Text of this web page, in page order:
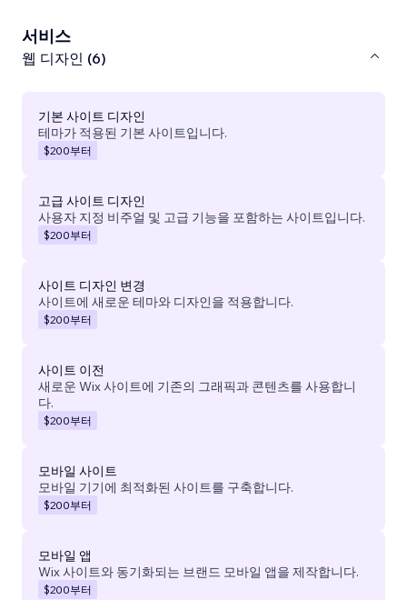
서비스
웹 디자인 (6)
기본 사이트 디자인
테마가 적용된 기본 사이트입니다.
$200부터
고급 사이트 디자인
사용자 지정 비주얼 및 고급 기능을 포함하는 사이트입니다.
$200부터
사이트 디자인 변경
사이트에 새로운 테마와 디자인을 적용합니다.
$200부터
사이트 이전
새로운 Wix 사이트에 기존의 그래픽과 콘텐츠를 사용합니
다.
$200부터
모바일 사이트
모바일 기기에 최적화된 사이트를 구축합니다.
$200부터
모바일 앱
Wix 사이트와 동기화되는 브랜드 모바일 앱을 제작합니다.
$200부터